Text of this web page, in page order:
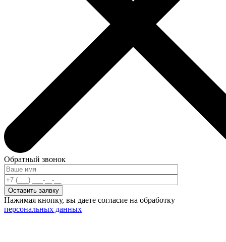
Обратный звонок
Нажимая кнопку, вы даете согласие на обработку
персональных данных